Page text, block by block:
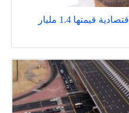
شرطة دبي تسجل 447 جريمة اقتصادية قيمتها 1.4 مليار